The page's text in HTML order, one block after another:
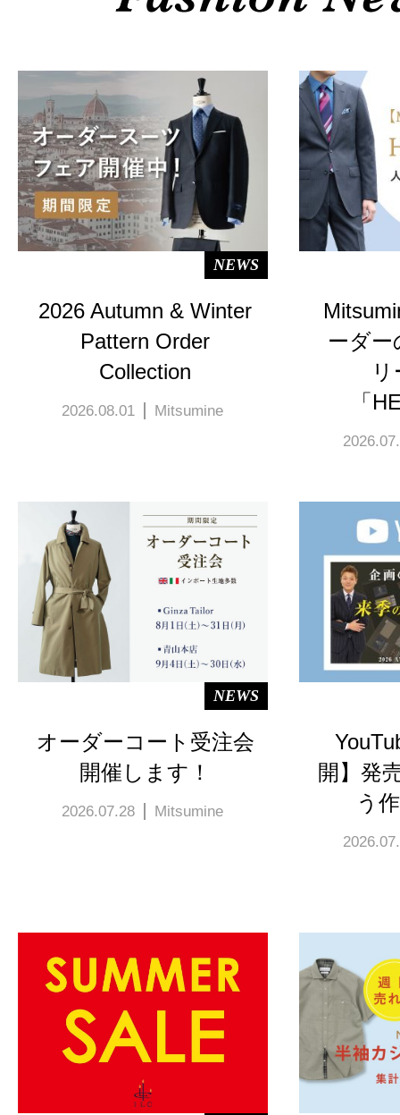
NEWS
2026 Autumn & Winter
Pattern Order
Collection
2026.08.01 Mitsumine
ーダ
「
NEWS
オーダーコート受注会
開催します！
2026.07.28 Mitsumine
開】発
う